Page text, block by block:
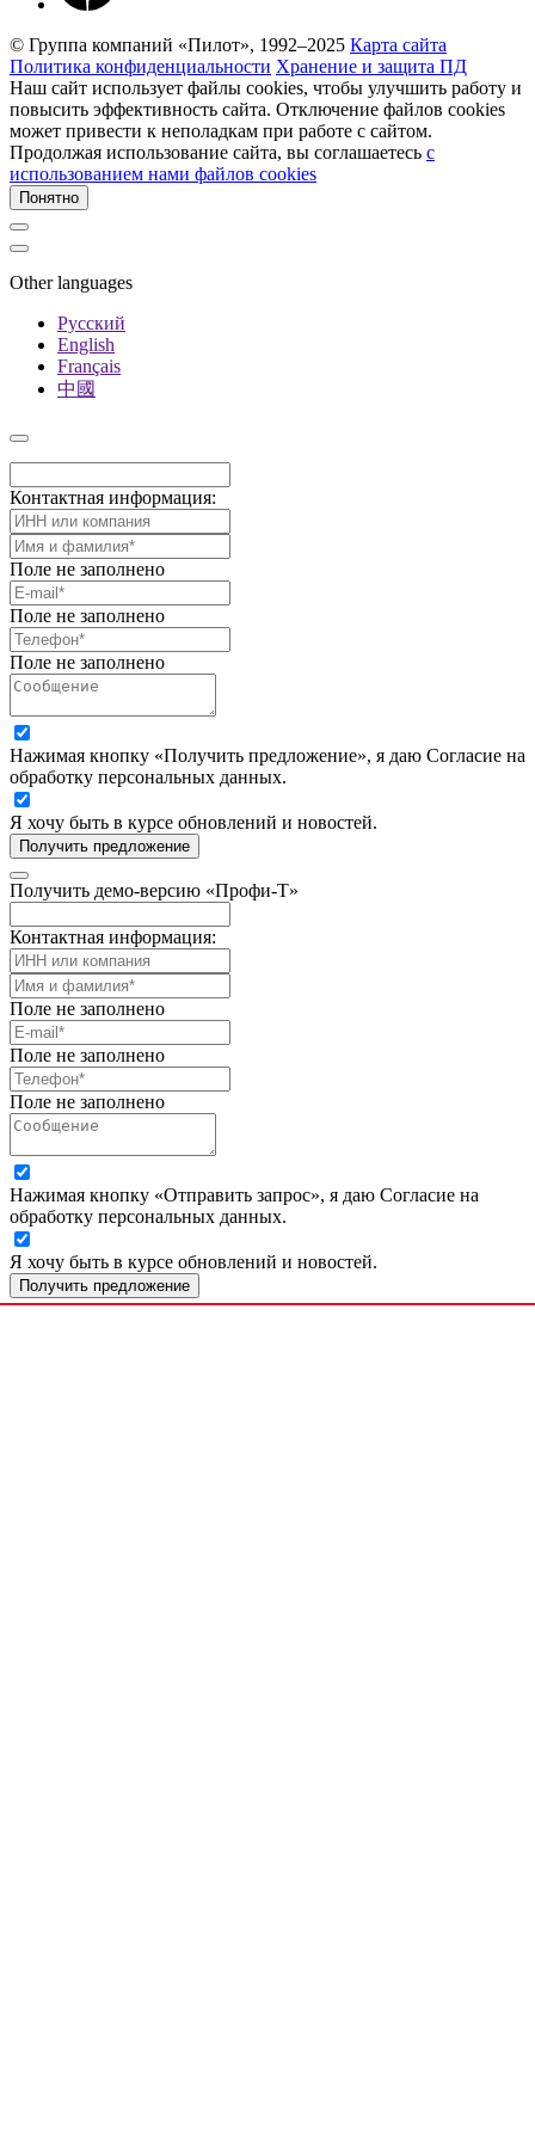
© Группа компаний «Пилот», 1992–2025 Карта сайта
Политика конфиденциальности Хранение и защита ПД
Наш сайт использует файлы cookies, чтобы улучшить работу и
повысить эффективность сайта. Отключение файлов cookies
может привести к неполадкам при работе с сайтом.
Продолжая использование сайта, вы соглашаетесь c
использованием нами файлов cookies
Понятно
Other languages
Русский
English
Français
中國
Контактная информация:
Поле не заполнено
Поле не заполнено
Поле не заполнено
Нажимая кнопку «Получить предложение», я даю Согласие на
обработку персональных данных.
Я хочу быть в курсе обновлений и новостей.
Получить предложение
Получить демо-версию «Профи-Т»
Контактная информация:
Поле не заполнено
Поле не заполнено
Поле не заполнено
Нажимая кнопку «Отправить запрос», я даю Согласие на
обработку персональных данных.
Я хочу быть в курсе обновлений и новостей.
Получить предложение